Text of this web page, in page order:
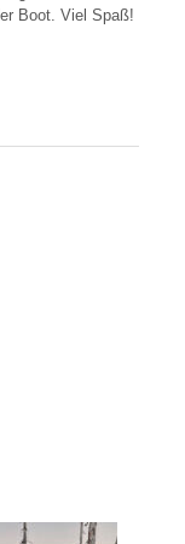
Boot. Viel Spaß!